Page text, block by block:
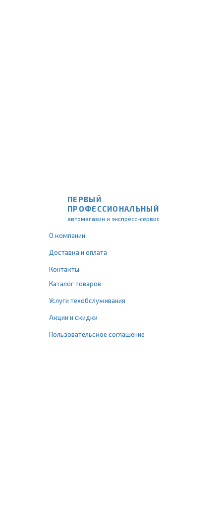
ПЕРВЫЙ
ПРОФЕССИОНАЛЬНЫЙ
автомагазин и экспресс-сервис
О компании
Доставка и оплата
Контакты
Каталог товаров
Услуги техобслуживания
Акции и скидки
Пользовательское соглашение